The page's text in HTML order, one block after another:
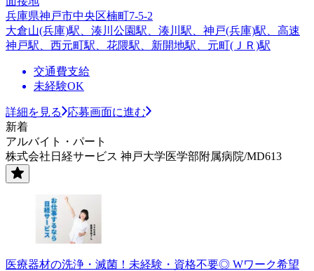
兵庫県神戸市中央区楠町7-5-2
大倉山(兵庫)駅、湊川公園駅、湊川駅、神戸(兵庫)駅、高速
神戸駅、西元町駅、花隈駅、新開地駅、元町(ＪＲ)駅
交通費支給
未経験OK
詳細を見る
応募画面に進む
新着
アルバイト・パート
株式会社日経サービス 神戸大学医学部附属病院/MD613
医療器材の洗浄・滅菌！未経験・資格不要◎ Wワーク希望